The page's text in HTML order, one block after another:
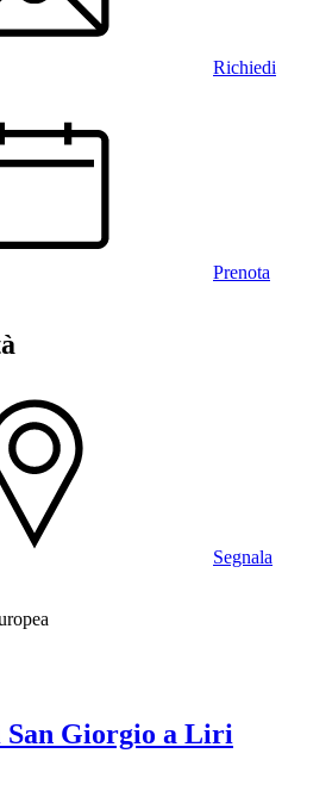
Richiedi
Prenota
Segnala
San Giorgio a Liri